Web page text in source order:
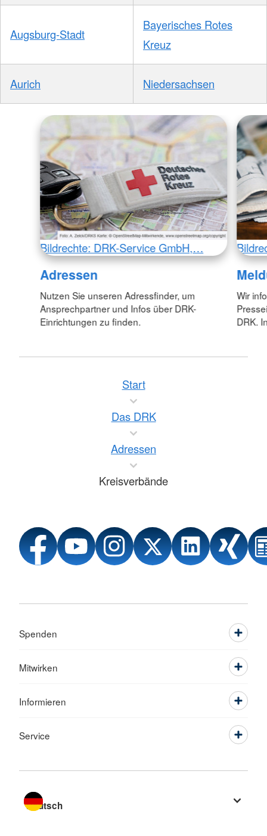
Augsburg-Stadt
Bayerisches Rotes
Kreuz
Aurich Niedersachsen
Bildrechte: DRK-Service GmbH,…
Adressen
Nutzen Sie unseren Adressfinder, um
Ansprechpartner und Infos über DRK-
Einrichtungen zu finden.
Wir
DRK.
Start
Das DRK
Adressen
Kreisverbände
Spenden
Mitwirken
Informieren
Service
Sprache wechseln zu